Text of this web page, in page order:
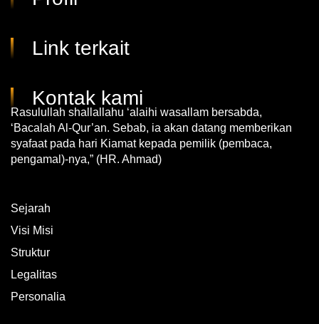
Link terkait
Kontak kami
Rasulullah shallallahu ‘alaihi wasallam bersabda,
‘Bacalah Al-Qur’an. Sebab, ia akan datang memberikan
syafaat pada hari Kiamat kepada pemilik (pembaca,
pengamal)-nya,” (HR. Ahmad)
Sejarah
Visi Misi
Struktur
Legalitas
Personalia